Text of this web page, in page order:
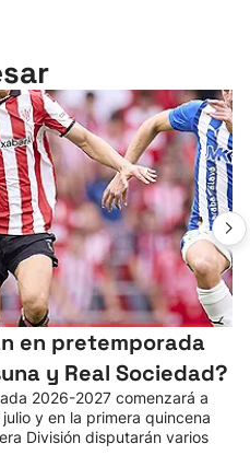
en pretemporada
y Real Sociedad?
2026-2027 comenzará a
y en la primera quincena
División disputarán varios